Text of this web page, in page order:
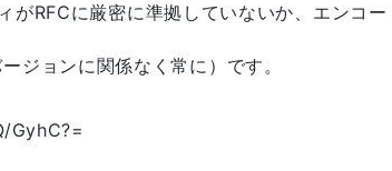
がRFCに厳密に準拠していないか、エンコ
ジョンに関係なく常に）です。
GyhC?=